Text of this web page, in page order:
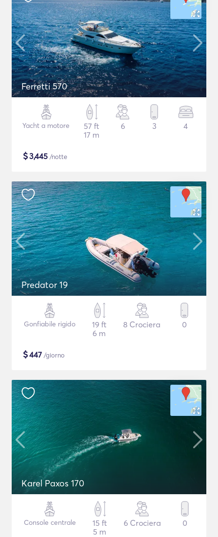
Ferretti 570
Yacht a motore
57 ft
17 m
6 3 4
$3,445 /notte
Predator 19
Gonfiabile rigido
19 ft
6 m
8 Crociera 0
$447 /giorno
Karel Paxos 170
Console centrale
15 ft
5 m
6 Crociera 0